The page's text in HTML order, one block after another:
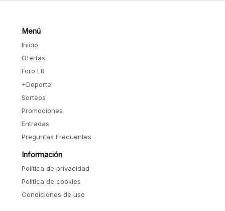
Menú
Inicio
Ofertas
Foro LR
+Deporte
Sorteos
Promociones
Entradas
Preguntas Frecuentes
Información
Política de privacidad
Política de cookies
Condiciones de uso